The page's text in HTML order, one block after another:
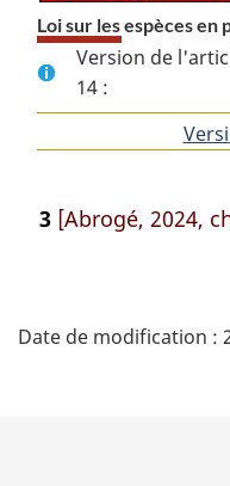
Loi sur les espèces en
Version de
14 :
3 [Abrogé, 2024,
é
Date de modification :